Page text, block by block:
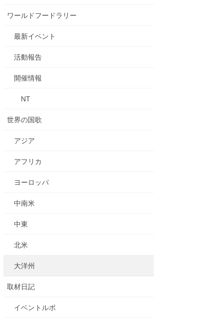
ワールドフードラリー
最新イベント
活動報告
開催情報
NT
世界の国歌
アジア
アフリカ
ヨーロッパ
中南米
中東
北米
大洋州
取材日記
イベントルポ